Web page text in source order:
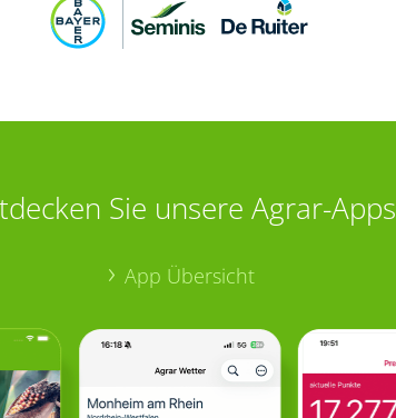
Sie unsere Agrar-Apps
App Übersicht